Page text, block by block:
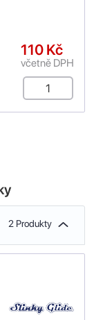
110 Kč
včetně DPH
2 Produkty